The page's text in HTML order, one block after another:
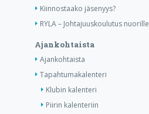
Kiinnostaako jäsenyys?
RYLA – Johtajuuskoulutus nuorille
Ajankohtaista
Ajankohtaista
Tapahtumakalenteri
Klubin kalenteri
Piirin kalenteriin